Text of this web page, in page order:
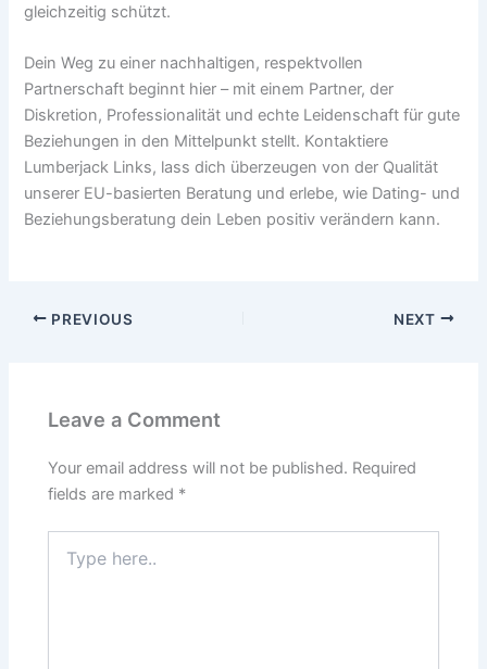
gleichzeitig schützt.
Dein Weg zu einer nachhaltigen, respektvollen
Partnerschaft beginnt hier – mit einem Partner, der
Diskretion, Professionalität und echte Leidenschaft für gute
Beziehungen in den Mittelpunkt stellt. Kontaktiere
Lumberjack Links, lass dich überzeugen von der Qualität
unserer EU-basierten Beratung und erlebe, wie Dating- und
Beziehungsberatung dein Leben positiv verändern kann.
PREVIOUS NEXT
Leave a Comment
Your email address will not be published. Required
fields are marked *
here..